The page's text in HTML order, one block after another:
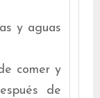
y aguas
comer y
de